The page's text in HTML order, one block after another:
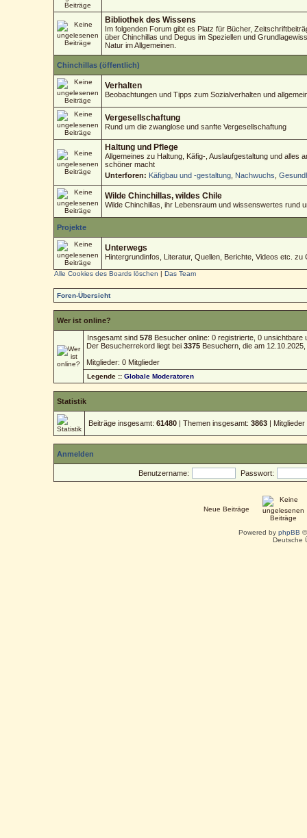
Bibliothek des Wissens
Im folgenden Forum gibt es Platz für Bücher,
über Chinchillas und Degus im Speziellen und
Natur im Allgemeinen.
Chinchillas (öffentlich)
Verhalten
Beobachtungen und Tipps zum Sozialverhalten und
Vergesellschaftung
Rund um die zwanglose und sanfte Vergesellschaftung
Haltung und Pflege
Allgemeines zu Haltung, Käfig-, Auslaufgestaltung und alles
schöner macht
Unterforen: Käfigbau und -gestaltung Nachwuchs ,
Wilde Chinchillas, wildes Chile
Wilde Chinchillas, ihr Lebensraum und wissenswertes rund
Projekte
Unterwegs
Hintergrundinfos, Literatur, Quellen, Berichte, Videos etc. zu
Alle Cookies des Boards löschen |Das Team
Foren-Übersicht
Wer ist online?
Insgesamt sind578 Besucher online: 0 registrierte, 0
Der Besucherrekord liegt bei3375 Besuchern, die am
Mitglieder: 0 Mitglieder
Legende ::Globale Moderatoren
Statistik
Beiträge insgesamt:61480 | Themen insgesamt:3863 |
Anmelden
Benutzername: Passwort:
Neue Beiträge
Powered by phpBB
Deutsche